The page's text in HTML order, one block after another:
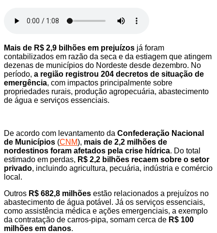
Mais de R$ 2,9 bilhões em prejuízos já foram
contabilizados em razão da seca e da estiagem que atingem
dezenas de municípios do Nordeste desde dezembro. No
período, a região registrou 204 decretos de situação de
emergência, com impactos principalmente sobre
propriedades rurais, produção agropecuária, abastecimento
de água e serviços essenciais.
De acordo com levantamento da Confederação Nacional
de Municípios (CNM), mais de 2,2 milhões de
nordestinos foram afetados pela crise hídrica. Do total
estimado em perdas, R$ 2,2 bilhões recaem sobre o setor
privado, incluindo agricultura, pecuária, indústria e comércio
local.
Outros R$ 682,8 milhões estão relacionados a prejuízos no
abastecimento de água potável. Já os serviços essenciais,
como assistência médica e ações emergenciais, a exemplo
da contratação de carros-pipa, somam cerca de R$ 100
milhões em danos.